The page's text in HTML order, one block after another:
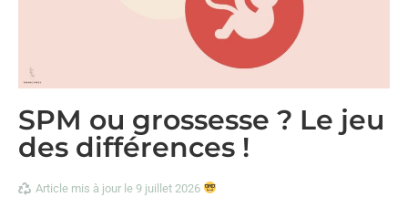
SPM ou grossesse ? Le jeu
des différences !
Article mis à jour le 9 juillet 2026